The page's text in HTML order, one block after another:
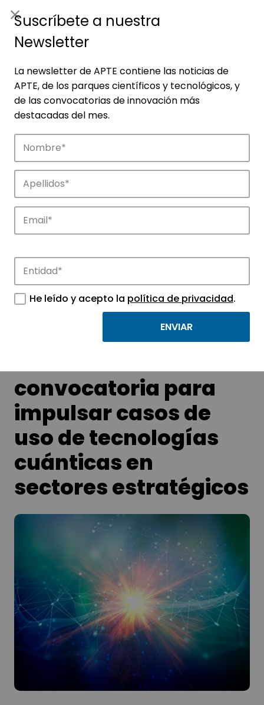
Noticias
Conoce las noticias más destacadas de
APTE y sus parques científicos y
tecnológicos.
Red.es lanza una
convocatoria para
impulsar casos de
uso de tecnologías
cuánticas en
sectores estratégicos
Suscríbete a nuestra
Newsletter
La newsletter de APTE contiene las noticias de
APTE, de los parques científicos y tecnológicos, y
de las convocatorias de innovación más
destacadas del mes.
He leído y acepto la política de privacidad.